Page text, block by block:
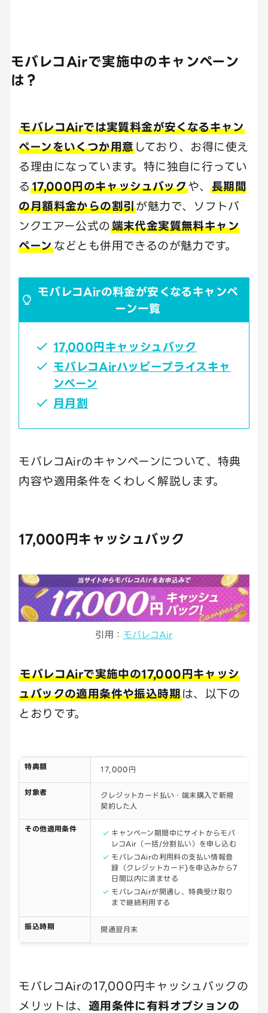
モバレコAirで実施中のキャンペーン
は？
モバレコAirでは実質料金が安くなるキャン
ペーンをいくつか用意 しており、お得に使え
る理由になっています。特に独自に行ってい
る 17,000円のキャッシュバックや、長期間
の月額料金からの割引が魅力で、ソフトバ
ンクエアー公式の端末代金実質無料キャン
ペーンなどとも併用できるのが魅力です。
モバレコAirの料金が安くなるキャンペ
ーン一覧
17,000円キャッシュバック
モバレコAirハッピープライスキャ
ンペーン
月月割
モバレコAirのキャンペーンについて、特典
内容や適用条件をくわしく解説します。
17,000円キャッシュバック
引用： モバレコAir
モバレコAirで実施中の17,000円キャッシ
ュバックの適用条件や振込時期は、以下の
とおりです。
特典額 17,000円
対象者
クレジットカード払い・端末購入で新規
契約した人
その他適用条件
キャンペーン期間中にサイトからモバ
レコAir（一括/分割払い）を申し込む
モバレコAirの利用料の支払い情報登
録（クレジットカード)を申込みから7
日間以内に済ませる
モバレコAirが開通し、特典受け取り
まで継続利用する
振込時期 開通翌月末
モバレコAirの17,000円キャッシュバックの
メリットは、 適用条件に有料オプションの